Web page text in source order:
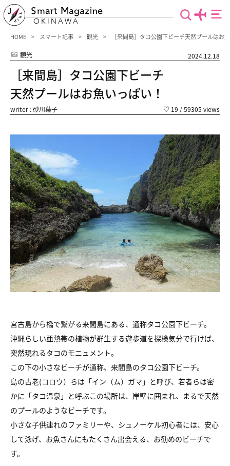
Smart Magazine
OKINAWA
HOME スマート記事 観光 ［来間島］タコ公園下ビーチ天然プールはお
観光 2024.12.18
［来間島］タコ公園下ビーチ
天然プールはお魚いっぱい！
writer : 砂川葉子 ♡ 19 / 59305 views
宮古島から橋で繋がる来間島にある、通称タコ公園下ビーチ。
沖縄らしい亜熱帯の植物が群生する遊歩道を探検気分で行けば、
突然現れるタコのモニュメント。
この下の小さなビーチが通称、来間島のタコ公園下ビーチ。
島の古老(コロウ）らは「イン（ム）ガマ」と呼び、若者らは密
かに「タコ温泉」と呼ぶこの場所は、岸壁に囲まれ、まるで天然
のプールのようなビーチです。
小さな子供連れのファミリーや、シュノーケル初心者には、安心
して泳げ、お魚さんにもたくさん出会える、お勧めのビーチで
す。